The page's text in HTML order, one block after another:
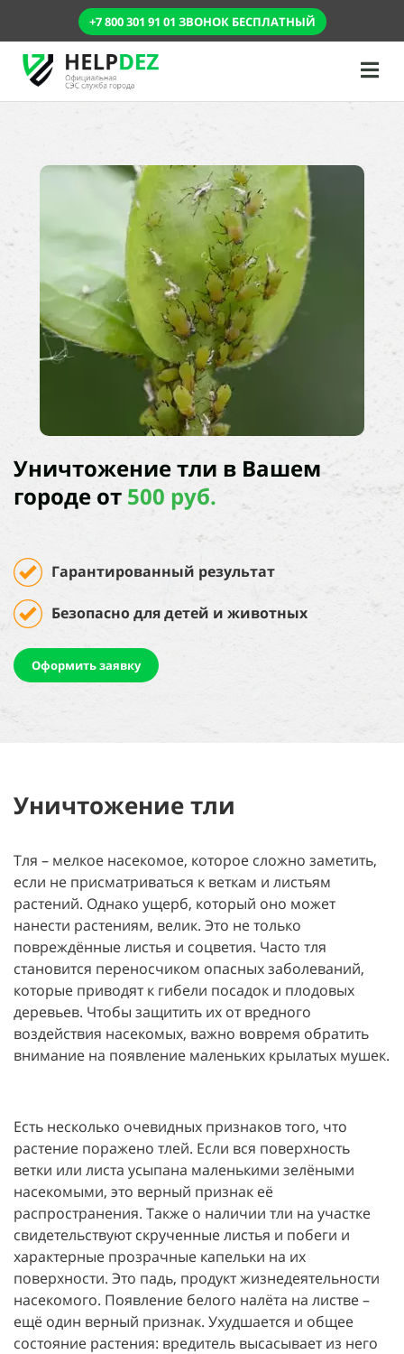
+7 800 301 91 01 ЗВОНОК БЕСПЛАТНЫЙ
Уничтожение тли в Вашем
городеот 500 руб.
Гарантированный результат
Безопасно для детей и животных
Оформить заявку
Уничтожение тли
Тля – мелкое насекомое, которое сложно заметить,
если не присматриваться к веткам и листьям
растений. Однако ущерб, который оно может
нанести растениям, велик. Это не только
повреждённые листья и соцветия. Часто тля
становится переносчиком опасных заболеваний,
которые приводят к гибели посадок и плодовых
деревьев. Чтобы защитить их от вредного
воздействия насекомых, важно вовремя обратить
внимание на появление маленьких крылатых мушек.
Есть несколько очевидных признаков того, что
растение поражено тлей. Если вся поверхность
ветки или листа усыпана маленькими зелёными
насекомыми, это верный признак её
распространения. Также о наличии тли на участке
свидетельствуют скрученные листья и побеги и
характерные прозрачные капельки на их
поверхности. Это падь, продукт жизнедеятельности
насекомого. Появление белого налёта на листве –
ещё один верный признак. Ухудшается и общее
состояние растения: вредитель высасывает из него